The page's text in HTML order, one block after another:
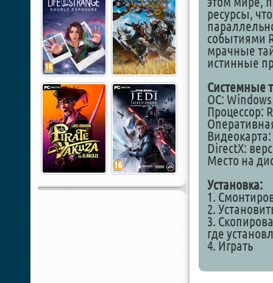
ресурсы,
событиями
мрачные
истинные
Системные
ОС: Windows
Процессор:
Видеокарта:
DirectX:
Место на
Установка:
1.
2.
3.
где
4. Играть